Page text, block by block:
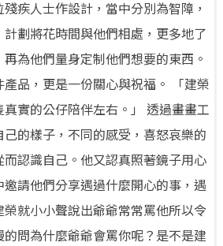
疾人士作設計，當中分別為智障，
劃將花時間與他們相處，更多地了
為他們量身定制他們想要的東西。
品，更是一份關心與祝福。 「建榮
實的公仔陪伴左右。」 透過畫畫工
的樣子，不同的感受，喜怒哀樂的
認識自己。他又認真照著鏡子用心
請他們分享遇過什麼開心的事，遇
就小小聲說出爺爺常常罵他所以令
問為什麼爺爺會罵你呢？是不是建